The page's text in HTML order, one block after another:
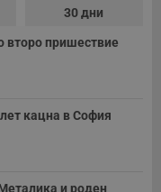
30 дни
второ пришествие
кацна в София
и роден